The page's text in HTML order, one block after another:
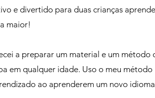
e divertido para duas crianças
maior!
a preparar um material e um
em qualquer idade. Uso o meu
ao aprenderem um novo